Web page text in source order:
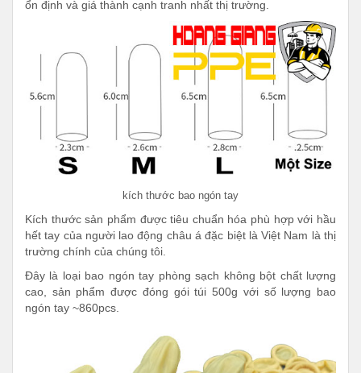
ổn định và giá thành cạnh tranh nhất thị trường.
kích thước bao ngón tay
Kích thước sản phẩm được tiêu chuẩn hóa phù hợp với hầu
hết tay của người lao động châu á đặc biệt là Việt Nam là thị
trường chính của chúng tôi.
Đây là loại bao ngón tay phòng sạch không bột chất lượng
cao, sản phẩm được đóng gói túi 500g với số lượng bao
ngón tay ~860pcs.